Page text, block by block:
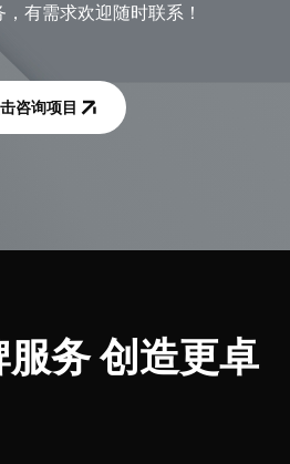
有需求欢迎随时联系！
咨询项目
务 创造更卓